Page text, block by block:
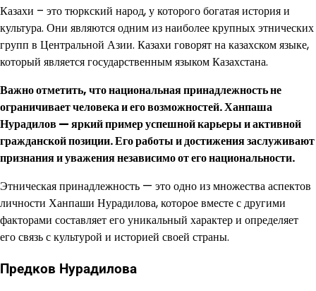
Казахи – это тюркский народ, у которого богатая история и
культура. Они являются одним из наиболее крупных этнических
групп в Центральной Азии. Казахи говорят на казахском языке,
который является государственным языком Казахстана.
Важно отметить, что национальная принадлежность не
ограничивает человека и его возможностей. Ханпаша
Нурадилов — яркий пример успешной карьеры и активной
гражданской позиции. Его работы и достижения заслуживают
признания и уважения независимо от его национальности.
Этническая принадлежность — это одно из множества аспектов
личности Ханпаши Нурадилова, которое вместе с другими
факторами составляет его уникальный характер и определяет
его связь с культурой и историей своей страны.
Предков Нурадилова